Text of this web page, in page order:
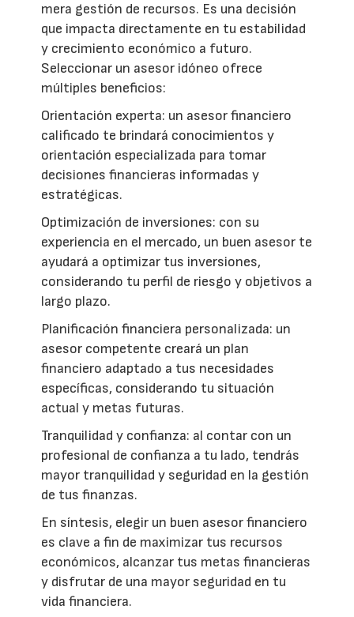
mera gestión de recursos. Es una decisión
que impacta directamente en tu estabilidad
y crecimiento económico a futuro.
Seleccionar un asesor idóneo ofrece
múltiples beneficios:
Orientación experta: un asesor financiero
calificado te brindará conocimientos y
orientación especializada para tomar
decisiones financieras informadas y
estratégicas.
Optimización de inversiones: con su
experiencia en el mercado, un buen asesor te
ayudará a optimizar tus inversiones,
considerando tu perfil de riesgo y objetivos a
largo plazo.
Planificación financiera personalizada: un
asesor competente creará un plan
financiero adaptado a tus necesidades
específicas, considerando tu situación
actual y metas futuras.
Tranquilidad y confianza: al contar con un
profesional de confianza a tu lado, tendrás
mayor tranquilidad y seguridad en la gestión
de tus finanzas.
En síntesis, elegir un buen asesor financiero
es clave a fin de maximizar tus recursos
económicos, alcanzar tus metas financieras
y disfrutar de una mayor seguridad en tu
vida financiera.